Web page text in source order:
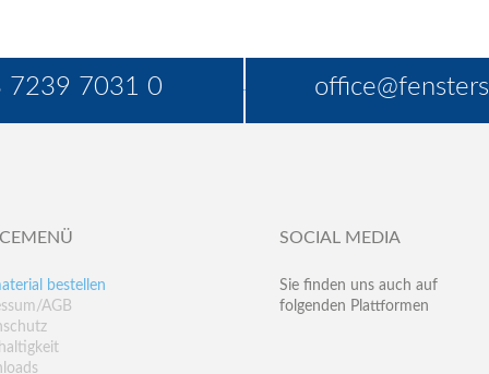
7239 7031 0
bestellen
AGB
SOCIAL MEDIA
Sie finden uns auch auf
folgenden Plattformen